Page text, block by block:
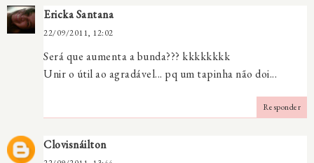
Ericka Santana
22/09/2011, 12:02
Será que aumenta a bunda??? kkkkkkkk
Unir o útil ao agradável... pq um tapinha não doi...
Responder
Clovisnáilton